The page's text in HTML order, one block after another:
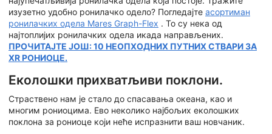
изузетно удобно ронилачко одело? Погледајте асортиман
ронилачких одела Mares Graph-Flex . То су нека од
најтоплијих ронилачких одела икада направљених.
ПРОЧИТАЈТЕ ЈОШ: 10 НЕОПХОДНИХ ПУТНИХ СТВАРИ ЗА
XR РОНИОЦЕ.
Еколошки прихватљиви поклони.
Страствено нам је стало до спасавања океана, као и
многим рониоцима. Ево неколико најбољих еколошких
поклона за рониоце који неће испразнити ваш новчаник.